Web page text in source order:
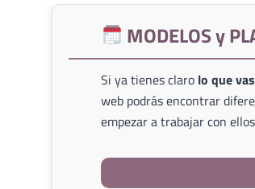
MODELOS y
Si ya tienes claro lo que
web podrás encontrar
empezar a trabajar con